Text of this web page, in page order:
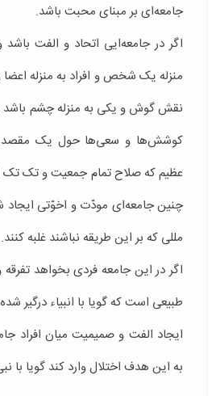
جامعه‌ای بر مبنای محبت باشد.
اگر در جامعه‌ایی اتحاد و الفت
منزله‌ یک شخص و افراد به منزله‌
نقش گوش و یکی به منزله‌ چشم باشد
کوشش‌ها و سعی‌ها حول یک مقصد
عظیم که صلاح تمام جمعیت و تک تک
چنین جامعه‌ای مودّت و اخوّتی ایجاد
مللی که بر این طریقه نباشند غلبه ‌کنند.
اگر در این جامعه فردی بخواهد
طبیعی است که گویا با انبیاء درگیر
ایجاد الفت و صمیمیت میان افراد
به این هدف اختلال وارد کند گویا با